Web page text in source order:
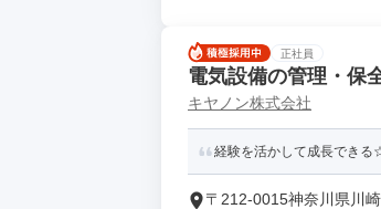
正社員
電気設備の管理・保
キヤノン株式会社
経験を活かして成長でき
〒212-0015神奈川県川